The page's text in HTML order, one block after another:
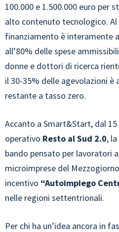
100.000 e 1.500.000 euro per
alto contenuto tecnologico.
finanziamento è interamente
all’80% delle spese
donne e dottori di ricerca
il 30-35% delle agevolazioni
restante a tasso zero.
Accanto a Smart&Start, dal
operativo Resto al Sud 2.0,
bando pensato per lavoratori
microimprese del
incentivo “Autoimpiego
nelle regioni settentrionali.
Per chi ha un’idea ancora in